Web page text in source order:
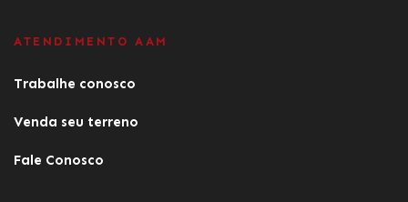
ATENDIMENTO AAM
Trabalhe conosco
Venda seu terreno
Fale Conosco